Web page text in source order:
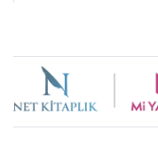
Brand
Slider